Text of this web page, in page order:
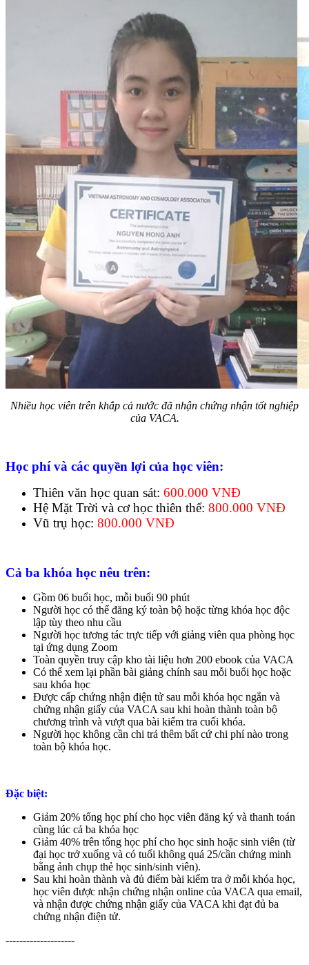
Nhiều học viên trên khắp cả nước đã nhận chứng nhận tốt nghiệp
của VACA.
Học phí và các quyền lợi của học viên:
Thiên văn học quan sát: 600.000 VNĐ
Hệ Mặt Trời và cơ học thiên thể: 800.000 VNĐ
Vũ trụ học: 800.000 VNĐ
Cả ba khóa học nêu trên:
Gồm 06 buổi học, mỗi buổi 90 phút
Người học có thể đăng ký toàn bộ hoặc từng khóa học độc
lập tùy theo nhu cầu
Người học tương tác trực tiếp với giảng viên qua phòng học
tại ứng dụng Zoom
Toàn quyền truy cập kho tài liệu hơn 200 ebook của VACA
Có thể xem lại phần bài giảng chính sau mỗi buổi học hoặc
sau khóa học
Được cấp chứng nhận điện tử sau mỗi khóa học ngắn và
chứng nhận giấy của VACA sau khi hoàn thành toàn bộ
chương trình và vượt qua bài kiểm tra cuối khóa.
Người học không cần chi trả thêm bất cứ chi phí nào trong
toàn bộ khóa học.
Đặc biệt:
Giảm 20% tổng học phí cho học viên đăng ký và thanh toán
cùng lúc cả ba khóa học
Giảm 40% trên tổng học phí cho học sinh hoặc sinh viên (từ
đại học trở xuống và có tuổi không quá 25/cần chứng minh
bằng ảnh chụp thẻ học sinh/sinh viên).
Sau khi hoàn thành và đủ điểm bài kiểm tra ở mỗi khóa học,
học viên được nhận chứng nhận online của VACA qua email,
và nhận được chứng nhận giấy của VACA khi đạt đủ ba
chứng nhận điện tử.
--------------------